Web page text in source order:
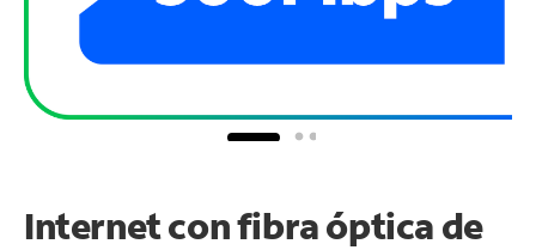
Internet con fibra óptica de